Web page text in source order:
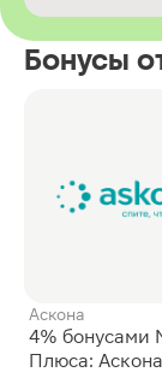
Бонусы
Аскона
4% бонусами
Плюса: Аскона